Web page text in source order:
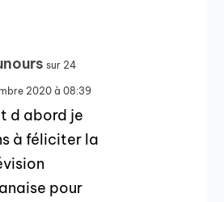
sur 24
2020 à 08:39
d abord je
à féliciter la
pour